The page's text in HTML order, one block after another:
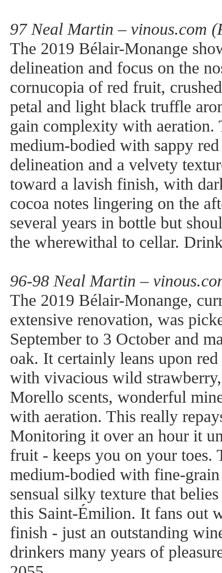
97 Neal Martin – vinous.com
The 2019 Bélair-Monange
delineation and focus on the
cornucopia of red fruit,
petal and light black truffle
gain complexity with aeration.
medium-bodied with sappy
delineation and a velvety
toward a lavish finish, with
cocoa notes lingering on the
several years in bottle but
the wherewithal to cellar.
96-98 Neal Martin –
The 2019 Bélair-Monange,
extensive renovation, was
September to 3 October and
oak. It certainly leans upon
with vivacious wild
Morello scents, wonderful
with aeration. This really
Monitoring it over an hour it
fruit - keeps you on your toes.
medium-bodied with fine-grain
sensual silky texture that
this Saint-Émilion. It fans out
finish - just an outstanding
drinkers many years of